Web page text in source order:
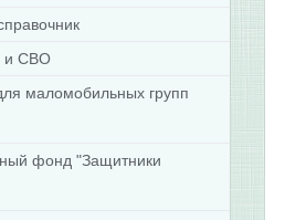
и СВО
маломобильных групп
фонд "Защитники